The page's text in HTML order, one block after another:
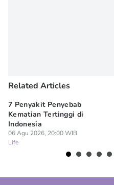
Related Articles
7 Penyakit Penyebab
Kematian Tertinggi di
Indonesia
06 Agu 2026, 20:00 WIB
Life